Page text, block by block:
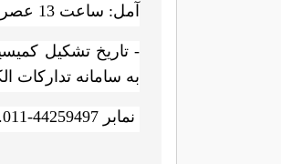
آمل: ساعت 13 عصر 10/ 12/ 1404
- تاریخ تشکیل کمیسیون
به سامانه تدارکات
نمابر 44259497-011 .